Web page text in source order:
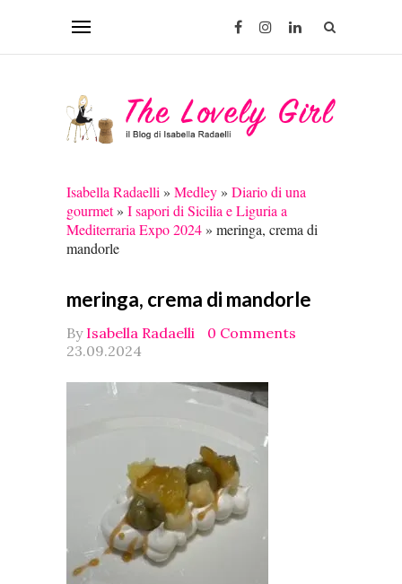
Isabella Radaelli » Medley» Diario di una
gourmet» I sapori di Sicilia e Liguria a
Mediterraria Expo 2024» meringa, crema di
mandorle
meringa, crema di mandorle
By Isabella Radaelli
0 Comments
23.09.2024